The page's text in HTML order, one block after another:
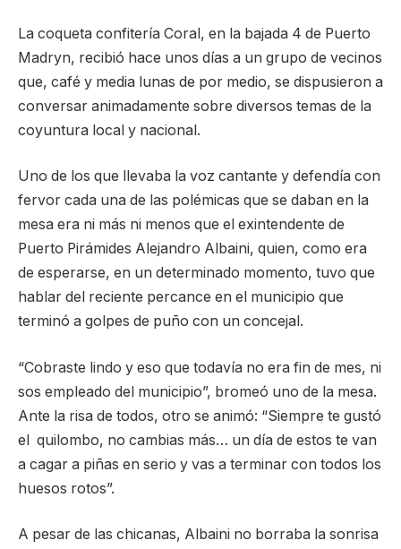
La coqueta confitería Coral, en la bajada 4 de Puerto
Madryn, recibió hace unos días a un grupo de vecinos
que, café y media lunas de por medio, se dispusieron a
conversar animadamente sobre diversos temas de la
coyuntura local y nacional.
Uno de los que llevaba la voz cantante y defendía con
fervor cada una de las polémicas que se daban en la
mesa era ni más ni menos que el exintendente de
Puerto Pirámides Alejandro Albaini, quien, como era
de esperarse, en un determinado momento, tuvo que
hablar del reciente percance en el municipio que
terminó a golpes de puño con un concejal.
“Cobraste lindo y eso que todavía no era fin de mes, ni
sos empleado del municipio”, bromeó uno de la mesa.
Ante la risa de todos, otro se animó: “Siempre te gustó
el quilombo, no cambias más… un día de estos te van
a cagar a piñas en serio y vas a terminar con todos los
huesos rotos”.
A pesar de las chicanas, Albaini no borraba la sonrisa